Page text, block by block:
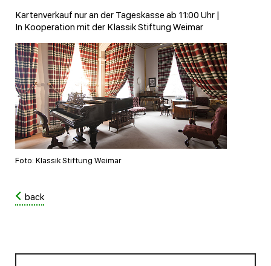
Kartenverkauf nur an der Tageskasse ab 11:00 Uhr |
In Kooperation mit der Klassik Stiftung Weimar
Foto: Klassik Stiftung Weimar
back